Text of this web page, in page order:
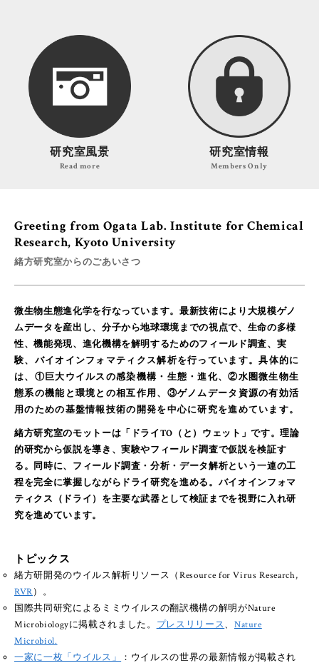
研究室風景
Read more
研究室情報
Members Only
Greeting from Ogata Lab. Institute for Chemical
Research, Kyoto University
緒方研究室からのごあいさつ
微生物生態進化学を行なっています。最新技術により大規模ゲノ
ムデータを産出し、分子から地球環境までの視点で、生命の多様
性、機能発現、進化機構を解明するためのフィールド調査、 実
験、 バイオインフォマティクス解析を行っています。具体的に
は、①巨大ウイルスの感染機構・生態・進化、②水圏微生物生
態系の機能と環境との相互作用、③ゲノムデータ資源の有効活
用のための基盤情報技術の開発を中心に研究を進めています。
緒方研究室のモットーは「ドライTO（と）ウェット」です。理論
的研究から仮説を導き、実験やフィールド調査で仮説を検証す
る。同時に、フィールド調査・分析・データ解析という一連の工
程を完全に掌握しながらドライ研究を進める。バイオインフォマ
ティクス（ドライ）を主要な武器として検証までを視野に入れ研
究を進めています。
トピックス
緒方研開発のウイルス解析リソース（Resource for Virus Research,
RVR）。
国際共同研究によるミミウイルスの翻訳機構の解明がNature
Microbiologyに掲載されました。 プレスリリース、 Nature
Microbiol.
一家に一枚「ウイルス」
：ウイルスの世界の最新情報が掲載され